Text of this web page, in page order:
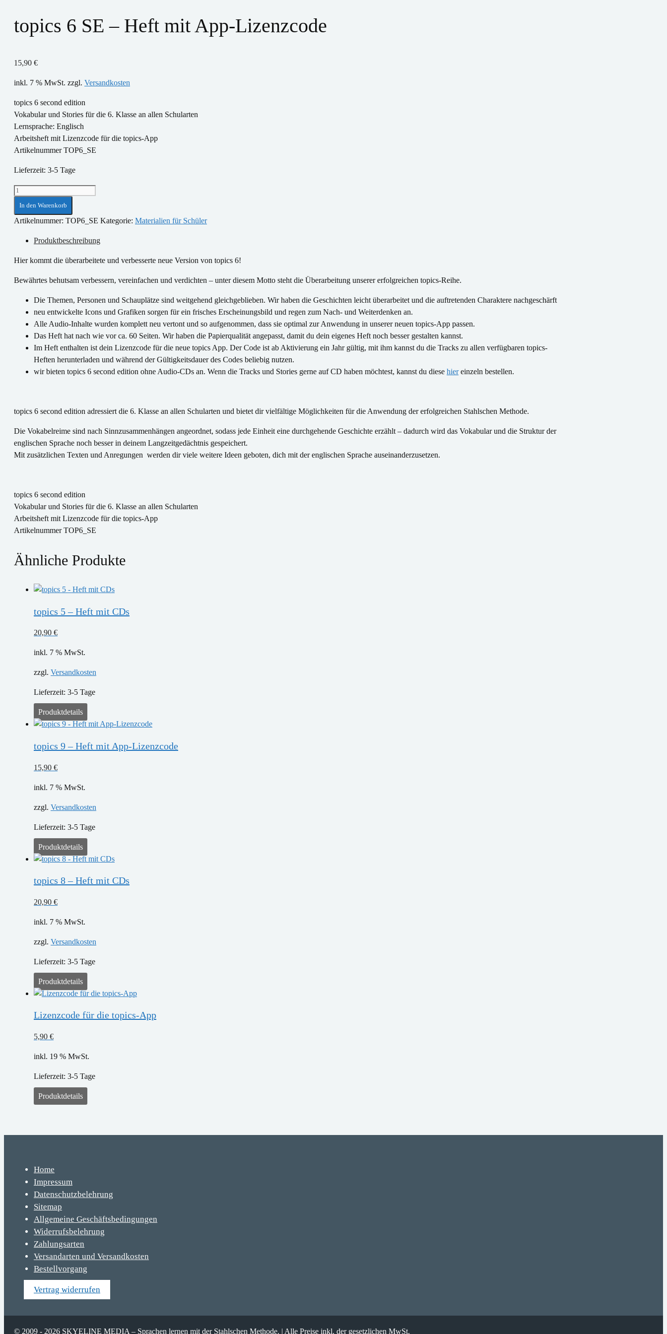
topics 6 SE – Heft mit App-Lizenzcode
15,90 €
inkl. 7 % MwSt. zzgl. Versandkosten
topics 6 second edition
Vokabular und Stories für die 6. Klasse an allen Schularten
Lernsprache: Englisch
Arbeitsheft mit Lizenzcode für die topics-App
Artikelnummer TOP6_SE
Lieferzeit: 3-5 Tage
topics
SE
-
App-
Menge
In den Warenkorb
Artikelnummer: TOP6_SE Kategorie: Materialien für Schüler
Produktbeschreibung
Hier kommt die überarbeitete und verbesserte neue Version von topics 6!
Bewährtes behutsam verbessern, vereinfachen und verdichten – unter diesem Motto steht die Überarbeitung unserer erfolgreichen topics-Reihe.
Die Themen, Personen und Schauplätze sind weitgehend gleichgeblieben. Wir haben die Geschichten leicht überarbeitet und die auftretenden Charaktere nachgeschärft
neu entwickelte Icons und Grafiken sorgen für ein frisches Erscheinungsbild und regen zum Nach- und Weiterdenken an.
Alle Audio-Inhalte wurden komplett neu vertont und so aufgenommen, dass sie optimal zur Anwendung in unserer neuen topics-App passen.
Das Heft hat nach wie vor ca. 60 Seiten. Wir haben die Papierqualität angepasst, damit du dein eigenes Heft noch besser gestalten kannst.
Im Heft enthalten ist dein Lizenzcode für die neue topics App. Der Code ist ab Aktivierung ein Jahr gültig, mit ihm kannst du die Tracks zu allen verfügbaren topics-
Heften herunterladen und während der Gültigkeitsdauer des Codes beliebig nutzen.
wir bieten topics 6 second edition ohne Audio-CDs an. Wenn die Tracks und Stories gerne auf CD haben möchtest, kannst du diese hiereinzeln bestellen.
topics 6 second edition adressiert die 6. Klasse an allen Schularten und bietet dir vielfältige Möglichkeiten für die Anwendung der erfolgreichen Stahlschen Methode.
Die Vokabelreime sind nach Sinnzusammenhängen angeordnet, sodass jede Einheit eine durchgehende Geschichte erzählt – dadurch wird das Vokabular und die Struktur der
englischen Sprache noch besser in deinem Langzeitgedächtnis gespeichert.
Mit zusätzlichen Texten und Anregungen werden dir viele weitere Ideen geboten, dich mit der englischen Sprache auseinanderzusetzen.
topics 6 second edition
Vokabular und Stories für die 6. Klasse an allen Schularten
Arbeitsheft mit Lizenzcode für die topics-App
Artikelnummer TOP6_SE
Ähnliche Produkte
topics 5 – Heft mit CDs
20,90 €
inkl. 7 % MwSt.
zzgl. Versandkosten
Lieferzeit: 3-5 Tage
Produktdetails
topics 9 – Heft mit App-Lizenzcode
15,90 €
inkl. 7 % MwSt.
zzgl. Versandkosten
Lieferzeit: 3-5 Tage
Produktdetails
topics 8 – Heft mit CDs
20,90 €
inkl. 7 % MwSt.
zzgl. Versandkosten
Lieferzeit: 3-5 Tage
Produktdetails
Lizenzcode für die topics-App
5,90 €
inkl. 19 % MwSt.
Lieferzeit: 3-5 Tage
Produktdetails
Home
Impressum
Datenschutzbelehrung
Sitemap
Allgemeine Geschäftsbedingungen
Widerrufsbelehrung
Zahlungsarten
Versandarten und Versandkosten
Bestellvorgang
Vertrag widerrufen
© 2009 - 2026 SKYELINE MEDIA – Sprachen lernen mit der Stahlschen Methode. | Alle Preise inkl. der gesetzlichen MwSt.